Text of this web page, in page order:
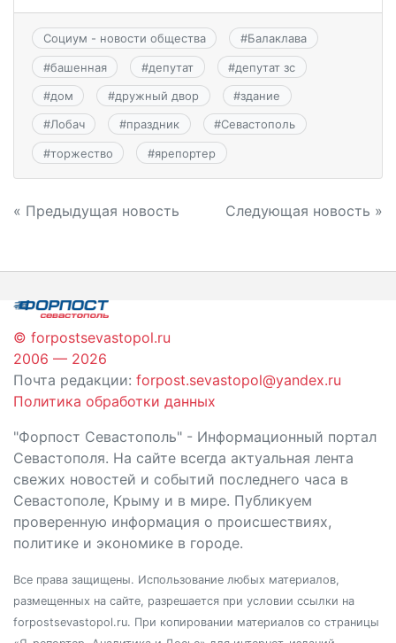
Социум - новости общества #Балаклава
#башенная #депутат #депутат зс
#дом #дружный двор #здание
#Лобач #праздник #Севастополь
#торжество #ярепортер
Навигация
записям
« Предыдущая новость Следующая новость »
© forpostsevastopol.ru
2006 — 2026
Почта редакции: forpost.sevastopol@yandex.ru
Политика обработки данных
"Форпост Севастополь" - Информационный портал
Севастополя. На сайте всегда актуальная лента
свежих новостей и событий последнего часа в
Севастополе, Крыму и в мире. Публикуем
проверенную информация о происшествиях,
политике и экономике в городе.
Все права защищены. Использование любых материалов,
размещенных на сайте, разрешается при условии ссылки на
forpostsevastopol.ru. При копировании материалов со страницы